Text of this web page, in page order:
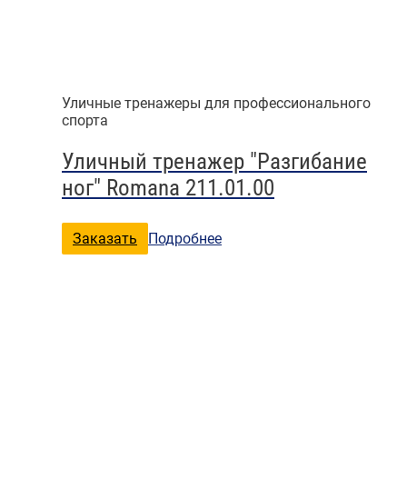
Уличные тренажеры для профессионального
спорта
Уличный тренажер "Разгибание
ног" Romana 211.01.00
Заказать Подробнее